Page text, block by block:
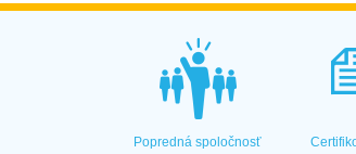
Popredná spoločnosť